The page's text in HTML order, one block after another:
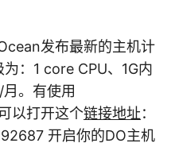
发布最新的主机计
：1 core CPU、1G内
月。有使用
以打开这个链接地址：
开启你的DO主机